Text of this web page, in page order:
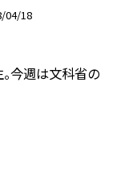
04/18
今週は文科省の